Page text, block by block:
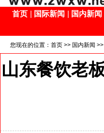
首页 国际新闻 国内新闻
您现在的位置： 首页 >> 国内新闻
山东餐饮老